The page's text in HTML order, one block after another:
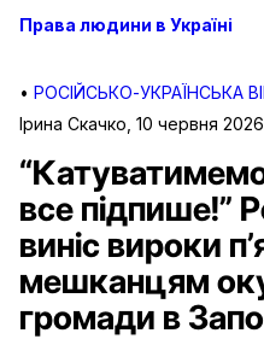
Права людини в Україні
• РОСІЙСЬКО-УКРАЇНСЬКА
Ірина Скачко 10 червня 2026
все підпише!”
виніс вироки
мешканцям
громади в